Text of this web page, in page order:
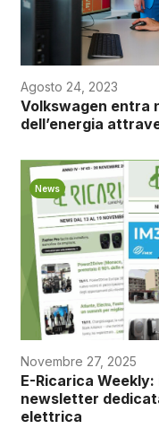
Agosto 24, 2023
Volkswagen entra
dell’energia
News
Novembre 27, 2025
E-Ricarica
newsletter
elettrica